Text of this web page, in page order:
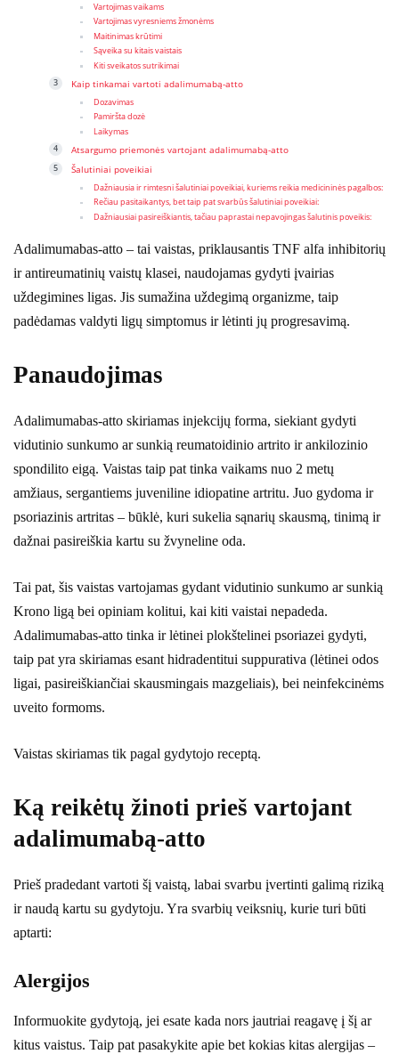
Vartojimas vaikams
Vartojimas vyresniems žmonėms
Maitinimas krūtimi
Sąveika su kitais vaistais
Kiti sveikatos sutrikimai
Kaip tinkamai vartoti adalimumabą-atto
Dozavimas
Pamiršta dozė
Laikymas
Atsargumo priemonės vartojant adalimumabą-atto
Šalutiniai poveikiai
Dažniausia ir rimtesni šalutiniai poveikiai, kuriems reikia medicininės pagalbos:
Rečiau pasitaikantys, bet taip pat svarbūs šalutiniai poveikiai:
Dažniausiai pasireiškiantis, tačiau paprastai nepavojingas šalutinis poveikis:
Adalimumabas-atto – tai vaistas, priklausantis TNF alfa inhibitorių
ir antireumatinių vaistų klasei, naudojamas gydyti įvairias
uždegimines ligas. Jis sumažina uždegimą organizme, taip
padėdamas valdyti ligų simptomus ir lėtinti jų progresavimą.
Panaudojimas
Adalimumabas-atto skiriamas injekcijų forma, siekiant gydyti
vidutinio sunkumo ar sunkią reumatoidinio artrito ir ankilozinio
spondilito eigą. Vaistas taip pat tinka vaikams nuo 2 metų
amžiaus, sergantiems juveniline idiopatine artritu. Juo gydoma ir
psoriazinis artritas – būklė, kuri sukelia sąnarių skausmą, tinimą ir
dažnai pasireiškia kartu su žvyneline oda.
Tai pat, šis vaistas vartojamas gydant vidutinio sunkumo ar sunkią
Krono ligą bei opiniam kolitui, kai kiti vaistai nepadeda.
Adalimumabas-atto tinka ir lėtinei plokštelinei psoriazei gydyti,
taip pat yra skiriamas esant hidradentitui suppurativa (lėtinei odos
ligai, pasireiškiančiai skausmingais mazgeliais), bei neinfekcinėms
uveito formoms.
Vaistas skiriamas tik pagal gydytojo receptą.
Ką reikėtų žinoti prieš vartojant
adalimumabą-atto
Prieš pradedant vartoti šį vaistą, labai svarbu įvertinti galimą riziką
ir naudą kartu su gydytoju. Yra svarbių veiksnių, kurie turi būti
aptarti:
Alergijos
Informuokite gydytoją, jei esate kada nors jautriai reagavę į šį ar
kitus vaistus. Taip pat pasakykite apie bet kokias kitas alergijas –